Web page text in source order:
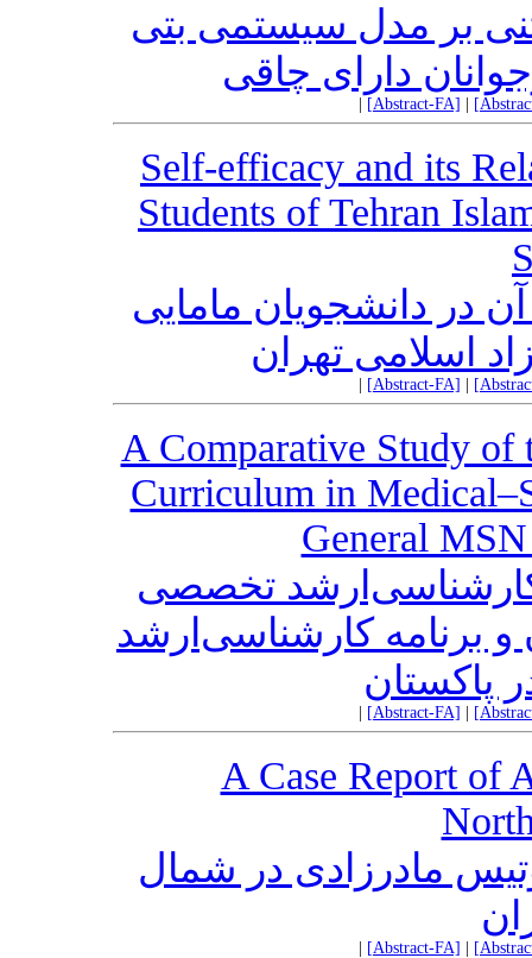
بر مدل سیستمی بتی
دارای چاقی
[Abstract-FA]
Self-efficacy and its
Students of Tehran
در دانشجویان مامایی
اسلامی تهران
[Abstract-FA]
A Comparative Study of
Curriculum in
General
کارشناسی‌ارشد تخصصی
برنامه کارشناسی‌ارشد
[Abstract-FA]
A Case Report of
مادرزادی در شمال
[Abstract-FA]